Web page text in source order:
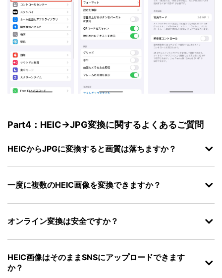
Part4：HEIC→JPG変換に関するよくあるご質問
HEICからJPGに変換すると画質は落ちますか？
一度に複数のHEIC画像を変換できますか？
オンライン変換は安全ですか？
HEIC画像はそのままSNSにアップロードできます
か？